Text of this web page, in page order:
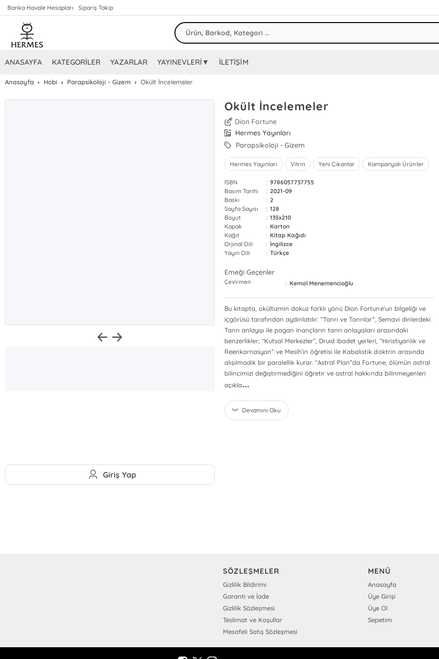
Banka Havale Hesapları Sipariş Takip
ANASAYFA KATEGORİLER YAZARLAR YAYINEVLERİ▼ İLETİŞİM
Anasayfa Hobi Parapsikoloji - Gizem Okült İncelemeler
Okült İncelemeler
Dion Fortune
Hermes Yayınları
Parapsikoloji - Gizem
Hermes Yayınları Vitrin Yeni Çıkanlar Kampanyalı Ürünler
ISBN : 9786057737755
Basım Tarihi
: 2021-09
Baskı
: 2
Sayfa Sayısı
: 128
Boyut
: 135x210
Kapak
: Karton
Kağıt
: Kitap Kağıdı
Orjinal Dili
: İngilizce
Yayın Dili
: Türkçe
Emeği Geçenler
Çevirmen : Kemal Menemencioğlu
Bu kitapta, okültizmin dokuz farklı yönü Dion Fortune'un bilgeliği ve
içgörüsü tarafından aydınlatılır: “Tanrı ve Tanrılar”, Semavi dinlerdeki
Tanrı anlayışı ile pagan inançların tanrı anlayışları arasındaki
benzerlikler; “Kutsal Merkezler”, Druid ibadet yerleri, “Hıristiyanlık ve
Reenkarnasyon” ve Mesih’in öğretisi ile Kabalistik doktrin arasında
alışılmadık bir paralellik kurar. “Astral Plan”da Fortune, ölümün astral
bilincimizi değiştirmediğini öğretir ve astral hakkında bilinmeyenleri
açıkla...
Devamını Oku
Giriş Yap
SÖZLEŞMELER
Gizlilik Bildirimi
Garanti ve İade
Gizlilik Sözleşmesi
Teslimat ve Koşullar
Mesafeli Satış Sözleşmesi
MENÜ
Anasayfa
Üye Girişi
Üye Ol
Sepetim